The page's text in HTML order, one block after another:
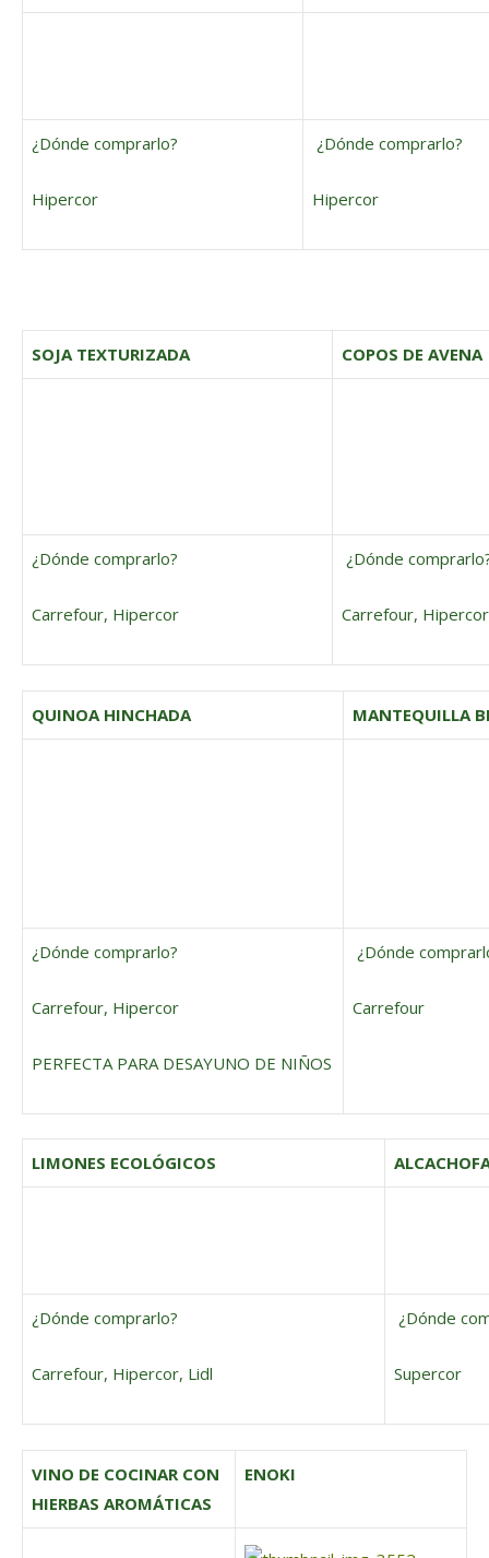
¿Dónde comprarlo?
Hipercor
¿Dónde comprarlo?
Hipercor
SOJA TEXTURIZADA COPOS DE AVENA
¿Dónde comprarlo?
Carrefour, Hipercor
¿Dónde
Carrefour, Hipercor
QUINOA HINCHADA MANTEQUILLA
¿Dónde comprarlo?
Carrefour, Hipercor
PERFECTA PARA DESAYUNO DE NIÑOS
¿Dónde
Carrefour
LIMONES ECOLÓGICOS
¿Dónde comprarlo?
Carrefour, Hipercor, Lidl
¿Dónde
Supercor
VINO DE COCINAR CON
HIERBAS AROMÁTICAS
ENOKI